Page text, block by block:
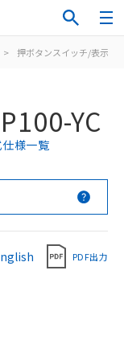
> 押ボタンスイッチ/表示灯
YC
様一覧
PDF出力